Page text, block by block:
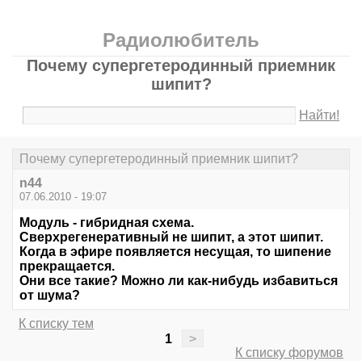
Радиолюбитель
Почему супергетеродинный приемник
шипит?
Найти!
Почему супергетеродинный приемник шипит?
n44
07.06.2010 - 19:07
Модуль - гибридная схема.
Сверхрегенеративный не шипит, а этот шипит.
Когда в эфире появляется несущая, то шипение
прекращается.
Они все такие? Можно ли как-нибудь избавиться
от шума?
К списку тем
1
>
К списку форумов